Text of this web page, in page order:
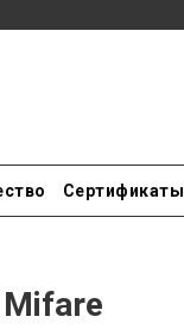
Сертификаты